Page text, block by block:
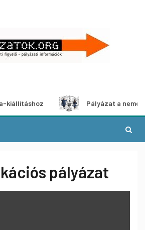
Pályázat a nemek közötti
pályázat